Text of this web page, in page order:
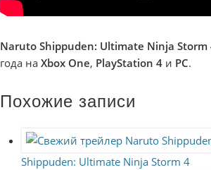
Naruto Shippuden: Ultimate Ninja Storm
года наXbox One, PlayStation 4 и PC.
Похожие записи
Shippuden: Ultimate Ninja Storm 4